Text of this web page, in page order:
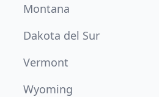
Montana
Dakota del Sur
Vermont
Wyoming